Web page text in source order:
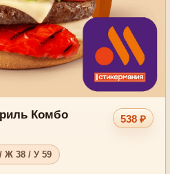
Комбо
538 ₽
Ж 38 / У 59